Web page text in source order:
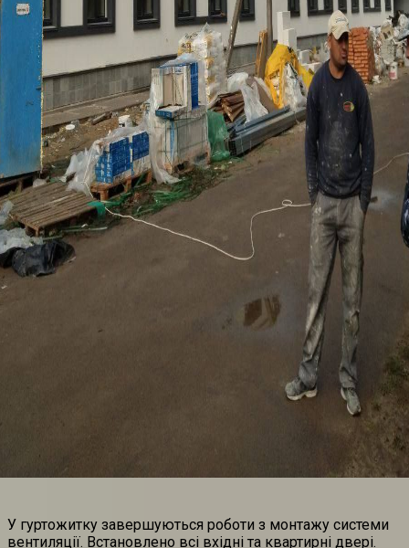
У гуртожитку завершуються роботи з монтажу системи
вентиляції. Встановлено всі вхідні та квартирні двері.